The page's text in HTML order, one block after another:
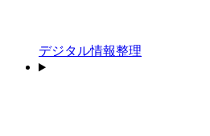
デジタル情報整理